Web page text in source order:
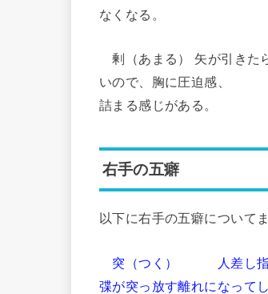
なくなる。
剰（あまる） 矢が引きた
いので、胸に圧迫感、
詰まる感じがある。
右手の五癖
以下に右手の五癖について
突（つく） 人差し指、
弽が突っ放す